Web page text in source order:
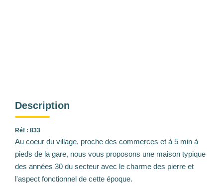
Description
Réf : 833
Au coeur du village, proche des commerces et à 5 min à
pieds de la gare, nous vous proposons une maison typique
des années 30 du secteur avec le charme des pierre et
l'aspect fonctionnel de cette époque.